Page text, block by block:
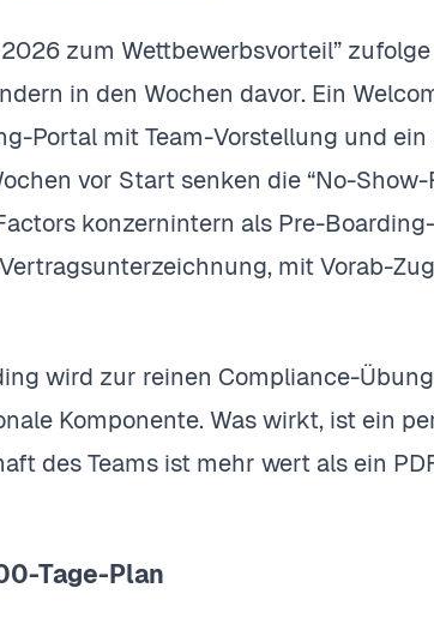
zum Wettbewerbsvorteil”
in den Wochen davor. Ein
Portal mit Team-Vorstellung und
vor Start senken die “No-Show-
konzernintern als Pre-
mit Vorab-
wird zur reinen Compliance-
Komponente. Was wirkt, ist ein
des Teams ist mehr wert als ein
Tage-Plan